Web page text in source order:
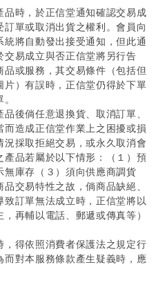
品時，於正信堂通知確認交易成
單或取消出貨之權利。會員向
將自動發出接受通知，但此通
易成立與否正信堂將另行告
或服務，其交易條件（包括但
片）有誤時，正信堂仍得於下單
後倘任意退換貨、取消訂單、
造成正信堂作業上之困擾或損
採取拒絕交易，或永久取消會
產品若屬於以下情形：（１）預
庫存（３）須向供應商調貨
品交易特性之故，倘商品缺絕、
訂單無法成立時，正信堂將以
再輔以電話、郵遞或傳真等）
，得依照消費者保護法之規定行
而對本服務條款產生疑義時，應